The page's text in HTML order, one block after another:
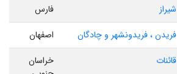
شیراز
فارس
فریدن ، فریدونشهر و چادگان
اصفهان
قائنات
خراسان